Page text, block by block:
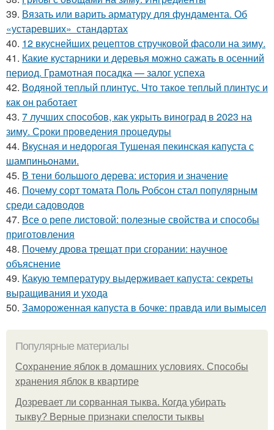
39. Вязать или варить арматуру для фундамента. Об
«устаревших» стандартах
40. 12 вкуснейших рецептов стручковой фасоли на зиму.
41. Какие кустарники и деревья можно сажать в осенний
период. Грамотная посадка — залог успеха
42. Водяной теплый плинтус. Что такое теплый плинтус и
как он работает
43. 7 лучших способов, как укрыть виноград в 2023 на
зиму. Сроки проведения процедуры
44. Вкусная и недорогая Тушеная пекинская капуста с
шампиньонами.
45. В тени большого дерева: история и значение
46. Почему сорт томата Поль Робсон стал популярным
среди садоводов
47. Все о репе листовой: полезные свойства и способы
приготовления
48. Почему дрова трещат при сгорании: научное
объяснение
49. Какую температуру выдерживает капуста: секреты
выращивания и ухода
50. Замороженная капуста в бочке: правда или вымысел
Популярные материалы
Сохранение яблок в домашних условиях. Способы
хранения яблок в квартире
Дозревает ли сорванная тыква. Когда убирать
тыкву? Верные признаки спелости тыквы